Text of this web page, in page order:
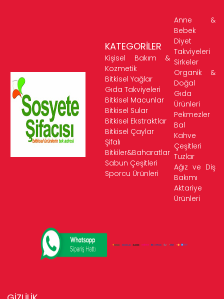
KATEGORİLER
Kişisel Bakım &
Kozmetik
Bitkisel Yağlar
Gıda Takviyeleri
Bitkisel Macunlar
Bitkisel Sular
Bitkisel Ekstraktlar
Bitkisel Çaylar
Şifalı
Bitkiler&Baharatlar
Sabun Çeşitleri
Sporcu Ürünleri
Anne &
Bebek
Diyet
Takviyeleri
Sirkeler
Organik &
Doğal
Gıda
Ürünleri
Pekmezler
Bal
Kahve
Çeşitleri
Tuzlar
Ağız ve Diş
Bakımı
Aktariye
Ürünleri